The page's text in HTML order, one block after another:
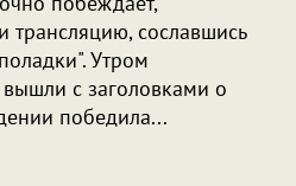
трансляцию, сославшись
Утром
с заголовками о
победила...